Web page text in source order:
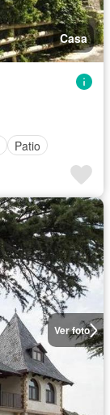
Casa
Patio
Ver foto